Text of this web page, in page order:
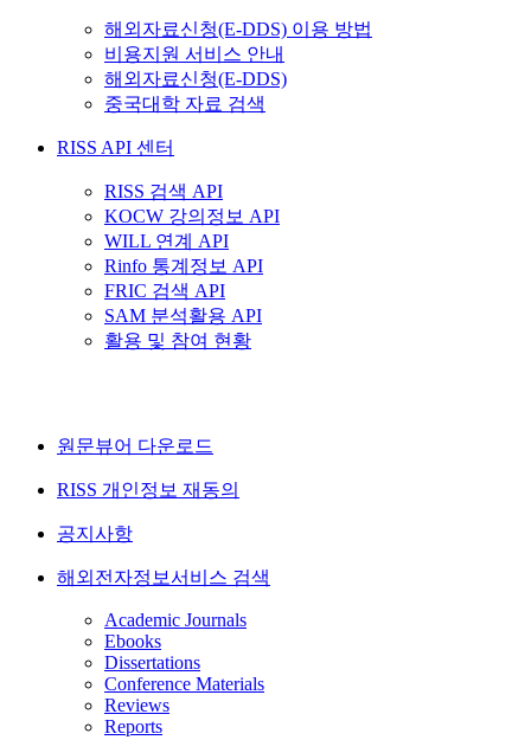
해외자료신청(E-DDS) 이용 방법
비용지원 서비스 안내
해외자료신청(E-DDS)
중국대학 자료 검색
RISS API 센터
RISS 검색 API
KOCW 강의정보 API
WILL 연계 API
Rinfo 통계정보 API
FRIC 검색 API
SAM 분석활용 API
활용 및 참여 현황
원문뷰어 다운로드
RISS 개인정보 재동의
공지사항
해외전자정보서비스 검색
Academic Journals
Ebooks
Dissertations
Conference Materials
Reviews
Reports